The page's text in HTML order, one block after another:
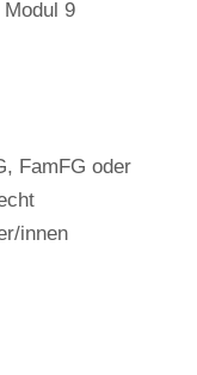
Modul 9
FamFG oder
innen